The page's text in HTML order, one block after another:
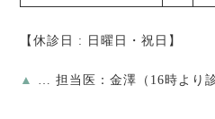
【休診日 : 日曜日・祝日】
▲ … 担当医：金澤（16時より